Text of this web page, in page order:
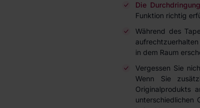
Die Durchdringung
Funktion richtig
Während des
in dem Raum
Vergessen Sie
Wenn Sie
Originalprodukts
unterschiedlichen